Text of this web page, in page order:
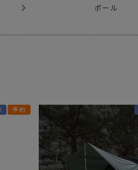
シューズ/靴下
ポール
予約